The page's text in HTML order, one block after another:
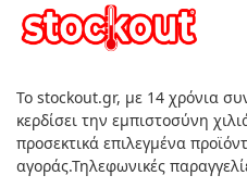
Το stockout.gr, με 14 χρόνια
κερδίσει την εμπιστοσύνη
προσεκτικά επιλεγμένα
αγοράς.Τηλεφωνικές